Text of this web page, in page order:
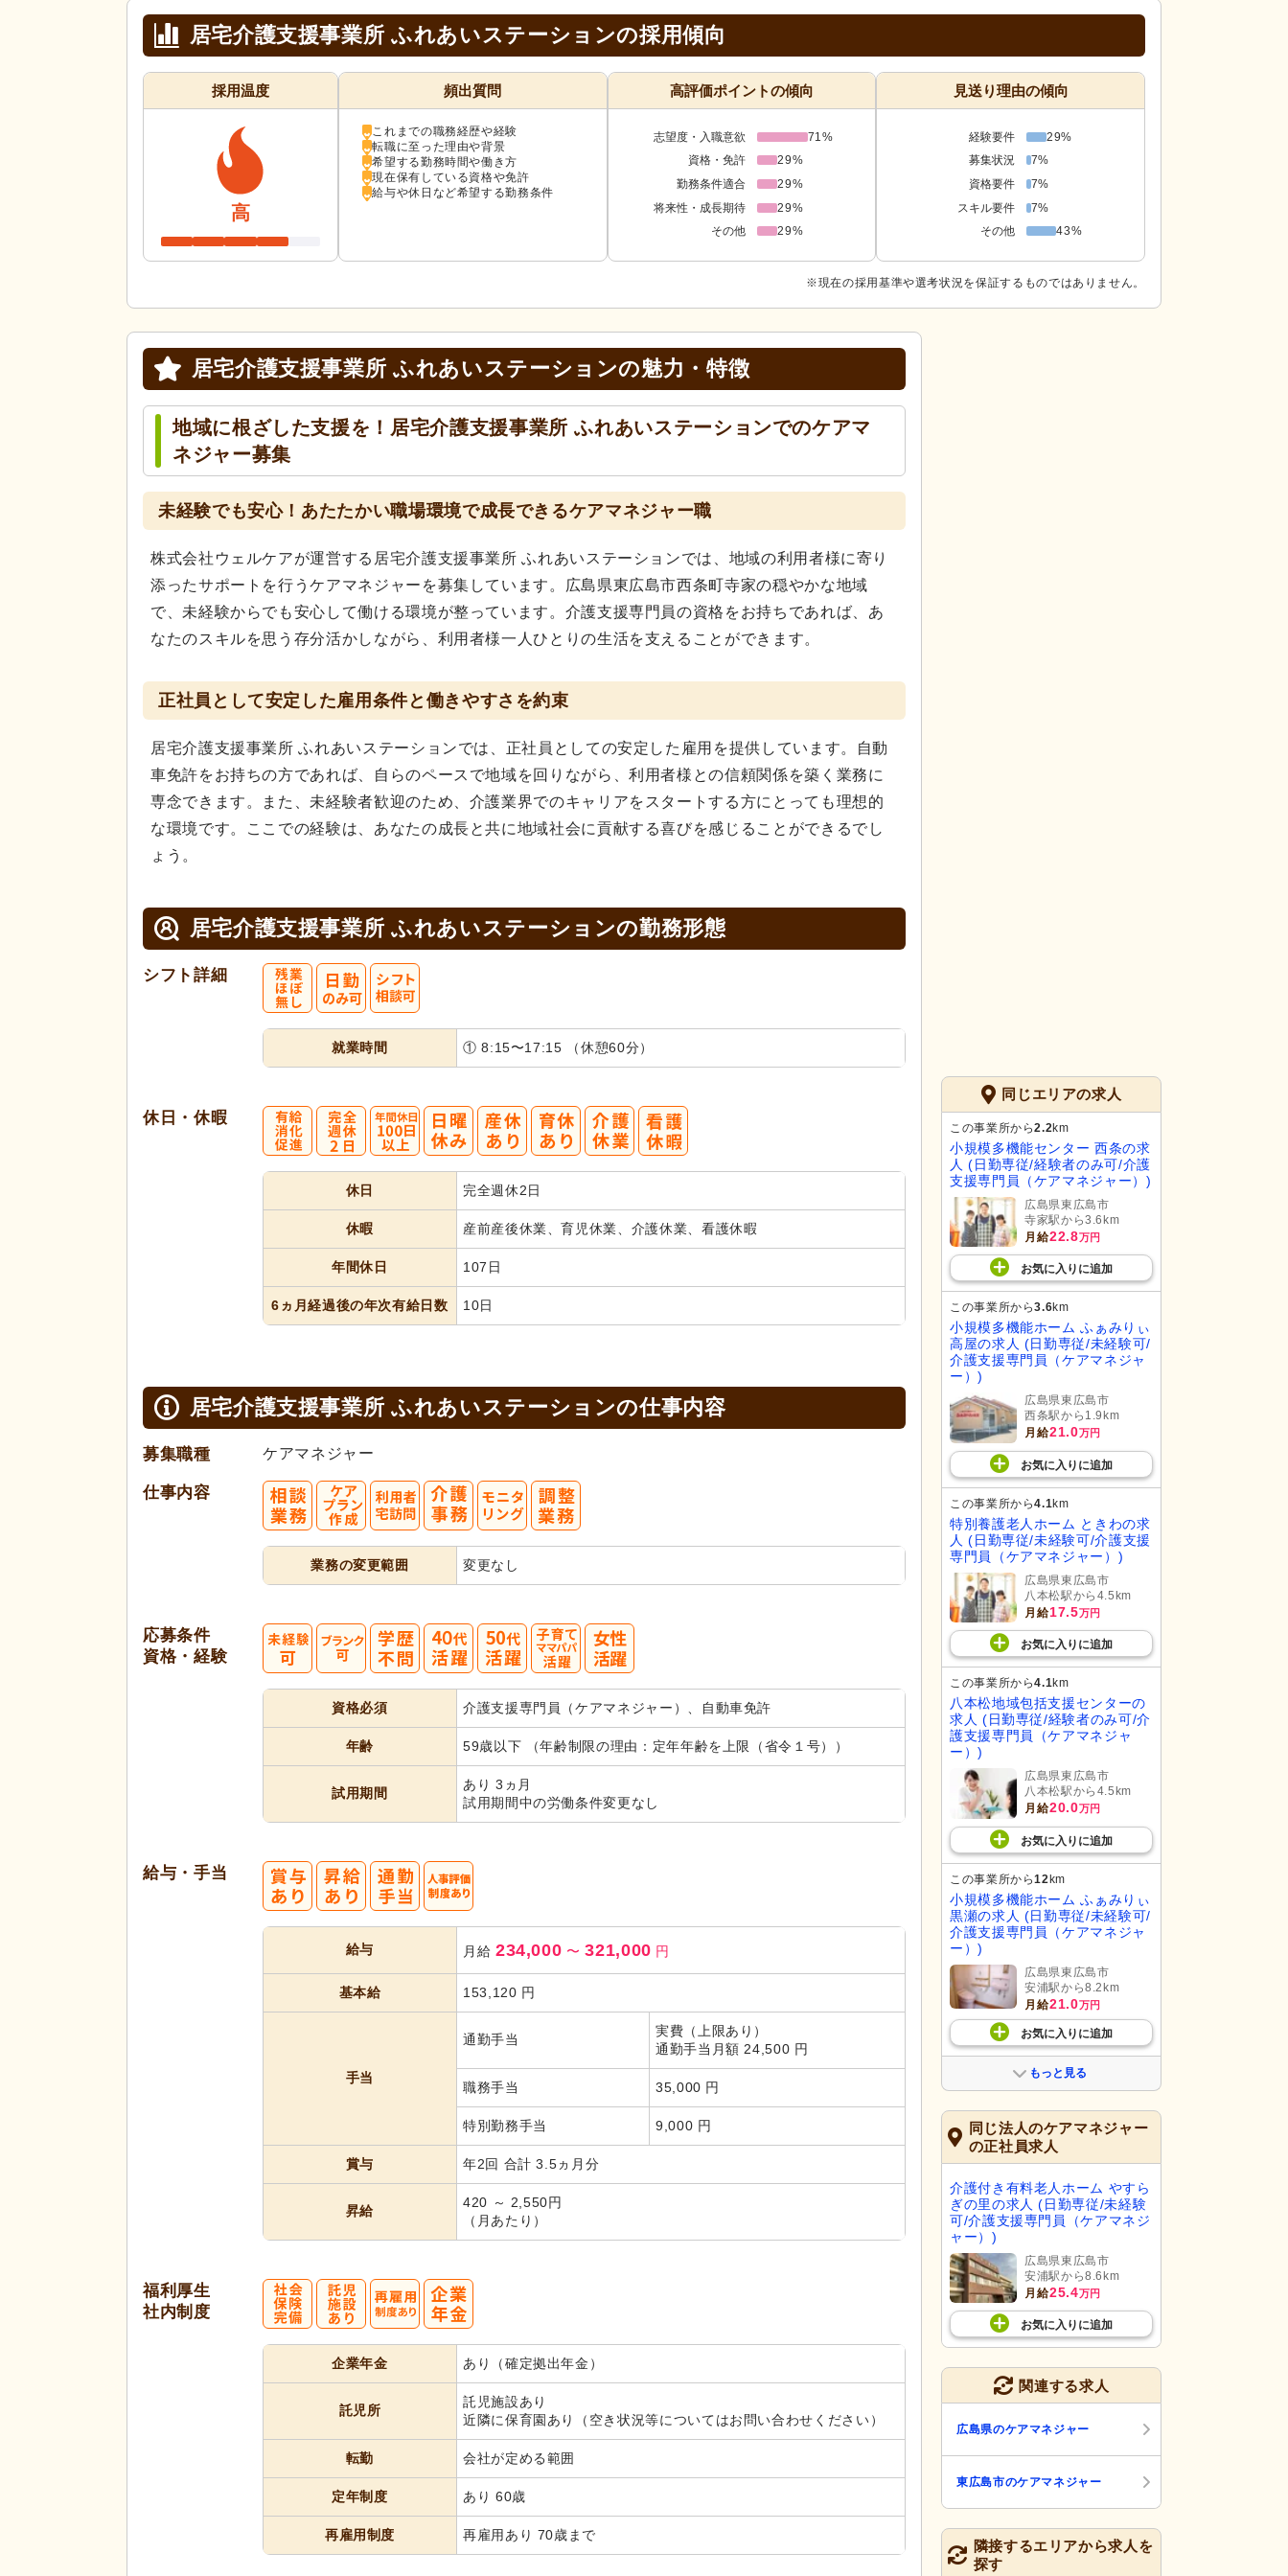
居宅介護支援事業所 ふれあいステーションの採用傾向
採用温度
高
頻出質問
これまでの職務経歴や経験
転職に至った理由や背景
希望する勤務時間や働き方
現在保有している資格や免許
給与や休日など希望する勤務条件
高評価ポイントの傾向
志望度・入職意欲
71%
資格・免許
29%
勤務条件適合
29%
将来性・成長期待
29%
その他
29%
見送り理由の傾向
経験要件
29%
募集状況
7%
資格要件
7%
スキル要件
7%
その他
43%
※現在の採用基準や選考状況を保証するものではありません。
居宅介護支援事業所 ふれあいステーションの魅力・特徴
地域に根ざした支援を！居宅介護支援事業所 ふれあいステーションでのケアマ
ネジャー募集
未経験でも安心！あたたかい職場環境で成長できるケアマネジャー職
株式会社ウェルケアが運営する居宅介護支援事業所 ふれあいステーションでは、地域の利用者様に寄り
添ったサポートを行うケアマネジャーを募集しています。広島県東広島市西条町寺家の穏やかな地域
で、未経験からでも安心して働ける環境が整っています。介護支援専門員の資格をお持ちであれば、あ
なたのスキルを思う存分活かしながら、利用者様一人ひとりの生活を支えることができます。
正社員として安定した雇用条件と働きやすさを約束
居宅介護支援事業所 ふれあいステーションでは、正社員としての安定した雇用を提供しています。自動
車免許をお持ちの方であれば、自らのペースで地域を回りながら、利用者様との信頼関係を築く業務に
専念できます。また、未経験者歓迎のため、介護業界でのキャリアをスタートする方にとっても理想的
な環境です。ここでの経験は、あなたの成長と共に地域社会に貢献する喜びを感じることができるでし
ょう。
居宅介護支援事業所 ふれあいステーションの勤務形態
シフト詳細
就業時間 ① 8:15〜17:15 （休憩60分）
休日・休暇
休日 完全週休2日
休暇 産前産後休業、育児休業、介護休業、看護休暇
年間休日 107日
6ヵ月経過後の年次有給日数 10日
居宅介護支援事業所 ふれあいステーションの仕事内容
募集職種 ケアマネジャー
仕事内容
業務の変更範囲 変更なし
応募条件
資格・経験
資格必須 介護支援専門員（ケアマネジャー）、自動車免許
年齢 59歳以下 （年齢制限の理由：定年年齢を上限（省令１号））
試用期間
あり 3ヵ月
試用期間中の労働条件変更なし
給与・手当
給与 月給 234,000 〜 321,000 円
基本給 153,120 円
手当
通勤手当
実費（上限あり）
通勤手当月額 24,500 円
職務手当 35,000 円
特別勤務手当 9,000 円
賞与 年2回 合計 3.5ヵ月分
昇給
420 ～ 2,550円
（月あたり）
福利厚生
社内制度
企業年金 あり（確定拠出年金）
託児所
託児施設あり
近隣に保育園あり（空き状況等についてはお問い合わせください）
転勤 会社が定める範囲
定年制度 あり 60歳
再雇用制度 再雇用あり 70歳まで
同じエリアの求人
この事業所から2.2km
小規模多機能センター 西条の求
人 (日勤専従/経験者のみ可/介護
支援専門員（ケアマネジャー）)
広島県東広島市
寺家駅から3.6km
月給22.8万円
お気に入り に追加
この事業所から3.6km
小規模多機能ホーム ふぁみりぃ
高屋の求人 (日勤専従/未経験可/
介護支援専門員（ケアマネジャ
ー）)
広島県東広島市
西条駅から1.9km
月給21.0万円
お気に入り に追加
この事業所から4.1km
特別養護老人ホーム ときわの求
人 (日勤専従/未経験可/介護支援
専門員（ケアマネジャー）)
広島県東広島市
八本松駅から4.5km
月給17.5万円
お気に入り に追加
この事業所から4.1km
八本松地域包括支援センターの
求人 (日勤専従/経験者のみ可/介
護支援専門員（ケアマネジャ
ー）)
広島県東広島市
八本松駅から4.5km
月給20.0万円
お気に入り に追加
この事業所から12km
小規模多機能ホーム ふぁみりぃ
黒瀬の求人 (日勤専従/未経験可/
介護支援専門員（ケアマネジャ
ー）)
広島県東広島市
安浦駅から8.2km
月給21.0万円
お気に入り に追加
もっと見る
同じ法人のケアマネジャー
の正社員求人
介護付き有料老人ホーム やすら
ぎの里の求人 (日勤専従/未経験
可/介護支援専門員（ケアマネジ
ャー）)
広島県東広島市
安浦駅から8.6km
月給25.4万円
お気に入り に追加
関連する求人
広島県のケアマネジャー
東広島市のケアマネジャー
隣接するエリアから求人を
探す